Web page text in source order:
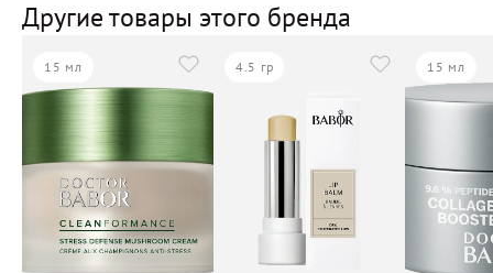
Другие товары этого бренда
15 мл 4.5 гр 15 мл